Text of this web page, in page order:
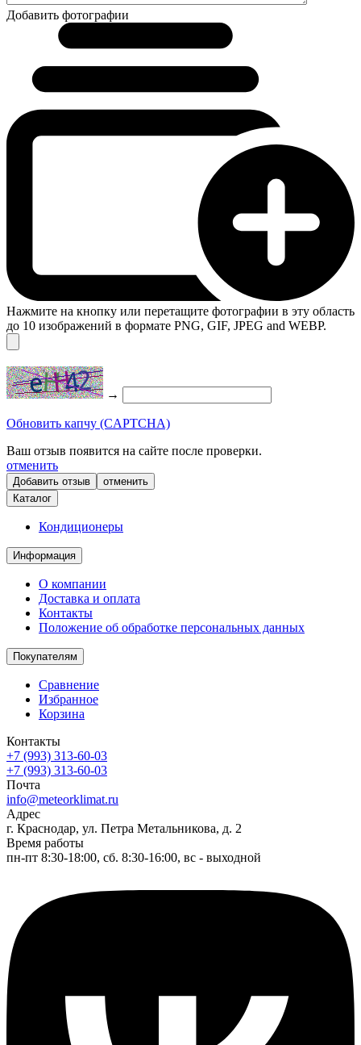
Добавить фотографии
Нажмите на кнопку или перетащите фотографии в эту область
до 10 изображений в формате PNG, GIF, JPEG and WEBP.
→
Обновить капчу (CAPTCHA)
Ваш отзыв появится на сайте после проверки.
отменить
отменить
Каталог
Кондиционеры
Информация
О компании
Доставка и оплата
Контакты
Положение об обработке персональных данных
Покупателям
Сравнение
Избранное
Корзина
Контакты
+7 (993) 313-60-03
+7 (993) 313-60-03
Почта
info@meteorklimat.ru
Адрес
г. Краснодар, ул. Петра Метальникова, д. 2
Время работы
пн-пт 8:30-18:00, сб. 8:30-16:00, вс - выходной